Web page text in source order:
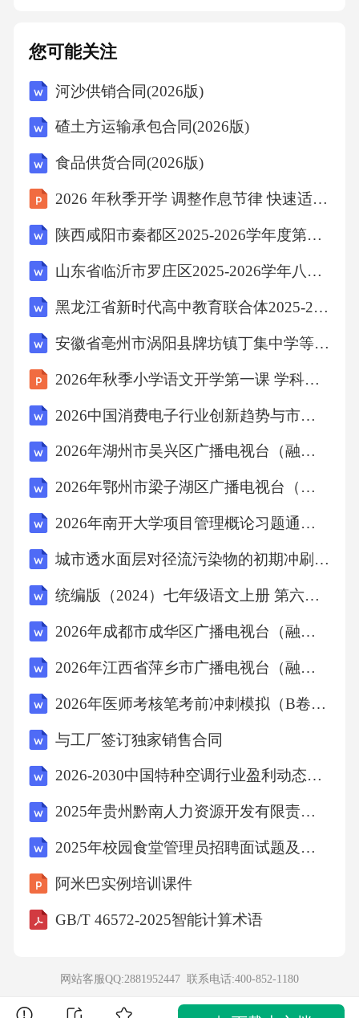
D。9．河北省地处华北地区，其地理特点是()。
A、地形以高原为主，气候为温带季风气候B、
地形以山地为主，气候为温带大陆性气候C、地
丘陵为主，气候为亚热带季风气候答案：C解
析：A项错误，河北省地形以平原和山地为主，
而非高原。B项错误，河北省气候为温带季风气
候。C项正确，河北省地形以平原为主，主要指
候，而非亚热带季风气候。故选C。10．甲与乙
签订了一份买卖合同，约定乙向甲交付一批货
物，甲在收到货物并检验合格后支付货款。后
乙交付的货物存在严重质量问题，甲有权()。
A、要求乙减少价款B、要求乙承担违约责任
C、解除合同D、以上都是答案：D解析：A项正
确，根据《民法典》第五百八十二条，当事人
履行合同义务不符合约定的，应当承担继续履
项正确，乙交付的货物存在严重质量问题，属
于违约行为，甲有权要求乙承担违约责任。C项
正确，根据《民法典》第五百六十三条，当事
人一方迟延履行主要债务，经催告后在合理期
限内仍未履行，当事人可以解除合同。故选D。
11．在疾病预防工作中，疫苗接种被认为是提
高群体免疫水平的重要手段。根据传染病防控
的基本原理，以下哪项措施对于降低传染病传
接种B、确保所有易感人群完成全程疫苗接种
C、仅依靠药物治疗控制传染源D、加强环境卫
生管理忽视个人防护措施答案：B解析：传染病
防控的基本原理强调通过提高群体免疫屏障来
您可能关注
河沙供销合同(2026版)
碴土方运输承包合同(2026版)
食品供货合同(2026版)
2026 年秋季开学 调整作息节律 快速适应校园节奏
陕西咸阳市秦都区2025-2026学年度第二学期期末八年级英语试题（含答案）
山东省临沂市罗庄区2025-2026学年八年级下学期期末语文试题 (含答案)
黑龙江省新时代高中教育联合体2025-2026学年高二11月期中联考巩固卷（一）英语试题（含答案）
安徽省亳州市涡阳县牌坊镇丁集中学等校2025-2026学年七年级下学期6月期末生物试卷（含解析）
2026年秋季小学语文开学第一课 学科思想方法
2026中国消费电子行业创新趋势与市场格局分析报告
2026年湖州市吴兴区广播电视台（融媒体中心）人员招聘考试备考题库及答案解析
2026年鄂州市梁子湖区广播电视台（融媒体中心）人员招聘考试备考试题及答案解析
2026年南开大学项目管理概论习题通关题库附参考答案详解【基础题】
城市透水面层对径流污染物的初期冲刷研究报告
统编版（2024）七年级语文上册 第六单元 23﹡ 女娲造人 课时作业
2026年成都市成华区广播电视台（融媒体中心）人员招聘笔试参考题库及答案解析
2026年江西省萍乡市广播电视台（融媒体中心）人员招聘考试备考题库及答案解析
2026年医师考核笔考前冲刺模拟（B卷）附答案详解
与工厂签订独家销售合同
2026-2030中国特种空调行业盈利动态及供需状况分析报告
2025年贵州黔南人力资源开发有限责任公司招聘劳务派遣制专职民兵教练员5人笔试备考试题及答案解析
2025年校园食堂管理员招聘面试题及答案
阿米巴实例培训课件
GB/T 46572-2025智能计算术语
网站客服QQ:2881952447 联系电话:400-852-1180